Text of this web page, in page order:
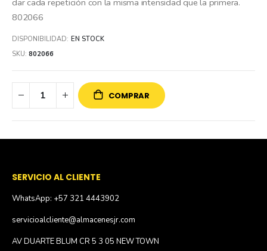
802066
DISPONIBILIDAD: EN STOCK
SKU 802066
COMPRAR
SERVICIO AL CLIENTE
WhatsApp: +57 321 4443902
servicioalcliente@almacenesjr.com
AV DUARTE BLUM CR 5 3 05 NEW TOWN